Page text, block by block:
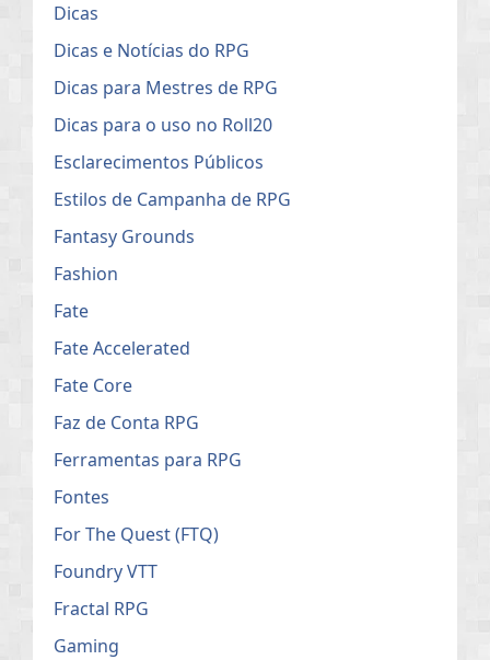
Dicas
Dicas e Notícias do RPG
Dicas para Mestres de RPG
Dicas para o uso no Roll20
Esclarecimentos Públicos
Estilos de Campanha de RPG
Fantasy Grounds
Fashion
Fate
Fate Accelerated
Fate Core
Faz de Conta RPG
Ferramentas para RPG
Fontes
For The Quest (FTQ)
Foundry VTT
Fractal RPG
Gaming